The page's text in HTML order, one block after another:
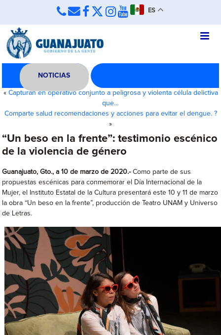
ES
NOTICIAS
« Capturan en operativo conjunto a peligrosa y violenta célula delictiva
que…
Comparte salud recomendaciones y acciones para evitar el dengue. ?
»
“Un beso en la frente”: testimonio escénico
de la violencia de género
Guanajuato, Gto., a 10 de marzo de 2020.-Como parte de sus
propuestas escénicas para conmemorar el Día Internacional de la
Mujer, el Instituto Estatal de la Cultura presentará este 10 y 11 de marzo
la obra “Un beso en la frente”, producción de Teatro UNAM y Universo
de Letras.